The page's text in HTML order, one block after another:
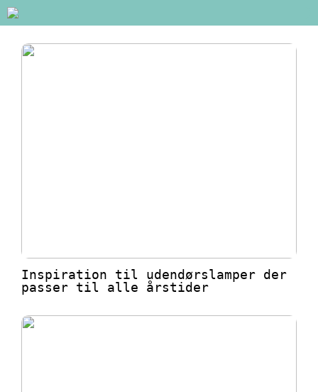
Inspiration til udendørslamper der
passer til alle årstider